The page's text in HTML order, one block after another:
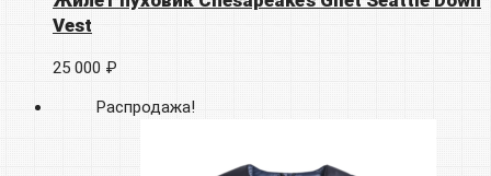
Vest
25 000 ₽
Распродажа!